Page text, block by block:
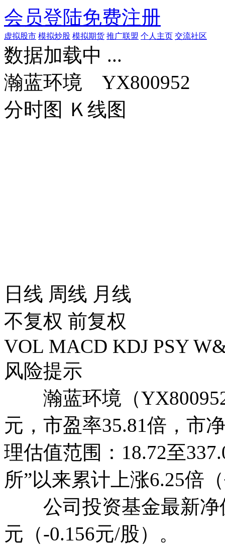
会员登陆免费注册
虚拟股市 模拟炒股 模拟期货 推广联盟 个人主页 交流社区
数据加载中 ...
瀚蓝环境 YX800952
分时图 Ｋ线图
日线 周线 月线
不复权 前复权
VOL MACD KDJ PSY
风险提示
瀚蓝环境（YX800952
元，市盈率35.81倍，市
理估值范围：18.72至
所”以来累计上涨6.25倍
公司投资基金最新净
元（-0.156元/股） 。